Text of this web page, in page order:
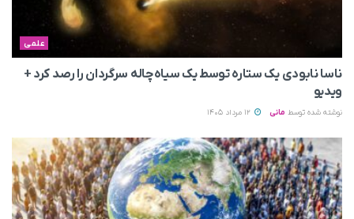
علمی
ناسا نابودی یک ستاره توسط یک سیاه‌چاله سرگردان را رصد کرد +
ویدیو
نوشته شده توسط مانی